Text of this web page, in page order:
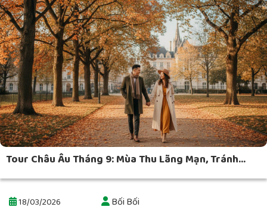
Tour Châu Âu Tháng 9: Mùa Thu Lãng Mạn, Tránh...
18/03/2026 Bối Bối